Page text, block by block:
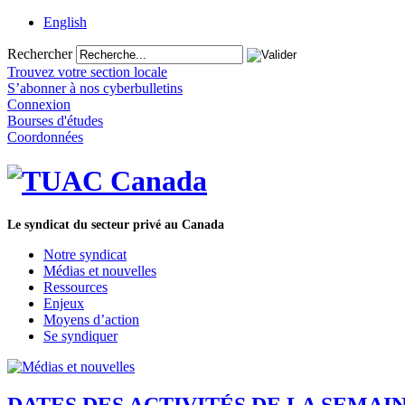
English
Rechercher
Trouvez votre section locale
S’abonner à nos cyberbulletins
Connexion
Bourses d'études
Coordonnées
Le syndicat du secteur privé au Canada
Notre syndicat
Médias et nouvelles
Ressources
Enjeux
Moyens d’action
Se syndiquer